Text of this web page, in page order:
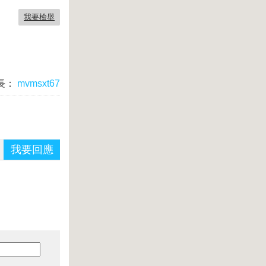
我要檢舉
： mvmsxt67
我要回應